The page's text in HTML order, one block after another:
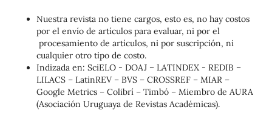
Nuestra revista no tiene cargos, esto es, no hay costos
por el envío de artículos para evaluar, ni por el
procesamiento de artículos, ni por suscripción, ni
cualquier otro tipo de costo.
Indizada en: SciELO - DOAJ – LATINDEX - REDIB –
LILACS – LatinREV – BVS – CROSSREF – MIAR –
Google Metrics – Colibrí – Timbó – Miembro de AURA
(Asociación Uruguaya de Revistas Académicas).